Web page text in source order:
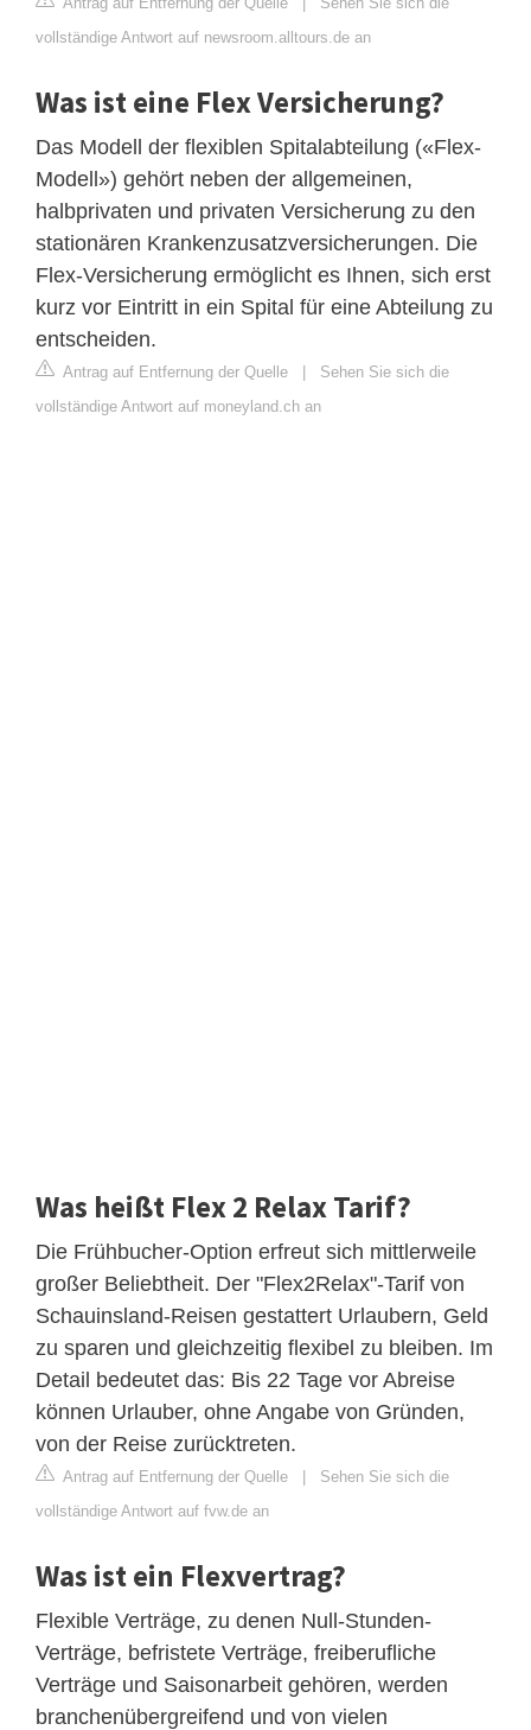
vollständige Antwort auf newsroom.alltours.de an
Was ist eine Flex Versicherung?
Das Modell der flexiblen Spitalabteilung («Flex-
Modell») gehört neben der allgemeinen,
halbprivaten und privaten Versicherung zu den
stationären Krankenzusatzversicherungen. Die
Flex-Versicherung ermöglicht es Ihnen, sich erst
kurz vor Eintritt in ein Spital für eine Abteilung zu
entscheiden.
Antrag auf Entfernung der Quelle | Sehen Sie sich die
vollständige Antwort auf moneyland.ch an
Was heißt Flex 2 Relax Tarif?
Die Frühbucher-Option erfreut sich mittlerweile
großer Beliebtheit. Der "Flex2Relax"-Tarif von
Schauinsland-Reisen gestattert Urlaubern, Geld
zu sparen und gleichzeitig flexibel zu bleiben. Im
Detail bedeutet das: Bis 22 Tage vor Abreise
können Urlauber, ohne Angabe von Gründen,
von der Reise zurücktreten.
Antrag auf Entfernung der Quelle | Sehen Sie sich die
vollständige Antwort auf fvw.de an
Was ist ein Flexvertrag?
Flexible Verträge, zu denen Null-Stunden-
Verträge, befristete Verträge, freiberufliche
Verträge und Saisonarbeit gehören, werden
branchenübergreifend und von vielen